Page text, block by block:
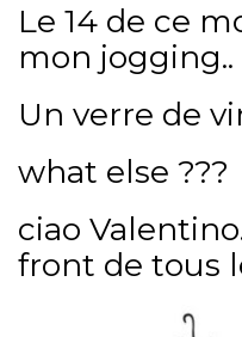
Le 14 de ce
mon jogging..
Un verre de
what else ???
ciao
front de tous